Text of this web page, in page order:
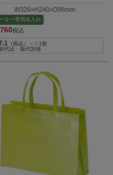
W326×H240×D96mm
ター専用名入れ
税込
（税込）～ ⁄ 1枚
代込・版代別途